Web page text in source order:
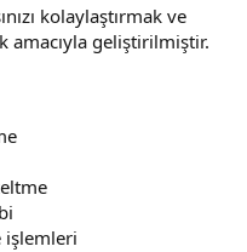
kolaylaştırmak ve
amacıyla geliştirilmiştir.
işlemleri